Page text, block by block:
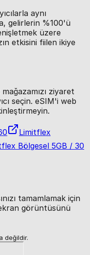
aynı
gelirlerin %100'ü
üzere
etkisini fiilen ikiye
ziyaret
seçin. eSIM'i web
Limitflex
Bölgesel 5GB / 30
tamamlamak için
görüntüsünü
değildir.